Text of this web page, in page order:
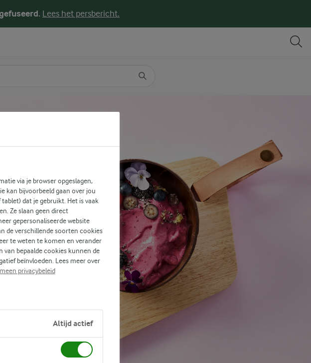
Lees het persbericht.
via je browser opgeslagen,
kan bijvoorbeeld gaan over jou
dat je gebruikt. Het is vaak
Ze slaan geen direct
gepersonaliseerde website
de verschillende soorten cookies
te weten te komen en verander
van bepaalde cookies kunnen de
beïnvloeden. Lees meer over
privacybeleid
Altijd actief